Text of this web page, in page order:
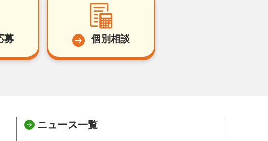
募 個別相談
ニュース一覧